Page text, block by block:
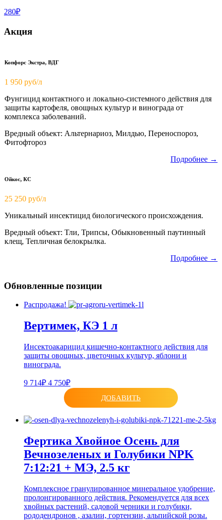
280₽
Акция
Копфорс Экстра, ВДГ
1 950 руб/л
Фунгицид контактного и локально-системного действия для
защиты картофеля, овощных культур и винограда от
комплекса заболеваний.
Вредный объект: Альтернариоз, Милдью, Переноспороз,
Фитофтороз
Подробнее →
Ойкос, КС
25 250 руб/л
Уникальный инсектицид биологического происхождения.
Вредный объект: Тли, Трипсы, Обыкновенный паутинный
клещ, Тепличная белокрылка.
Подробнее →
Обновленные позиции
Распродажа!
Вертимек, КЭ 1 л
Инсектоакарицид кишечно-контактного действия для
защиты овощных, цветочных культур, яблони и
винограда.
9 714₽ 4 750₽
ДОБАВИТЬ
Фертика Хвойное Осень для
Вечнозеленых и Голубики NPK
7:12:21 + МЭ, 2.5 кг
Комплексное гранулированное минеральное удобрение,
пролонгированного действия. Рекомендуется для всех
хвойных растений, садовой черники и голубики,
рододендронов , азалии, гортензии, альпийской розы.